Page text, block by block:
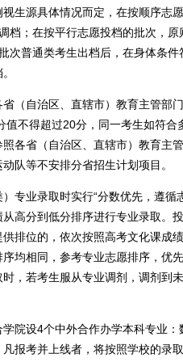
源具体情况而定，在按顺序志
档；在按平行志愿投档的批次，原
次普通类考生出档后，在身体条件
自治区、直辖市）教育主管部
不得超过20分，同一考生如符合
各省（自治区、直辖市）教育主
队等不安排分省招生计划项目。
业录取时实行“分数优先，遵循
高分到低分排序进行专业录取。
排位的，依次按照高考文化课成
均相同，参考专业志愿排序，优
，若考生服从专业调剂，调剂到
设4个中外合作办学本科专业：
报考并上线者，将按照学校的录